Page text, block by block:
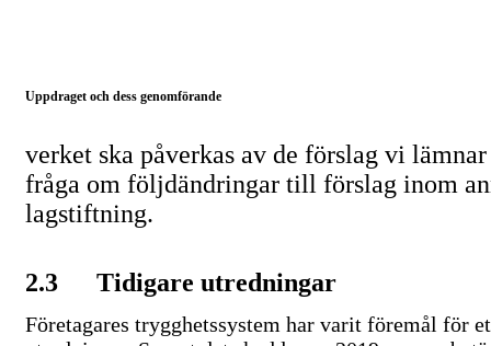
Uppdraget och dess genomförande
verket ska påverkas av de förslag vi
fråga om följdändringar till förslag inom
lagstiftning.
2.3 Tidigare utredningar
Företagares trygghetssystem har varit föremål för